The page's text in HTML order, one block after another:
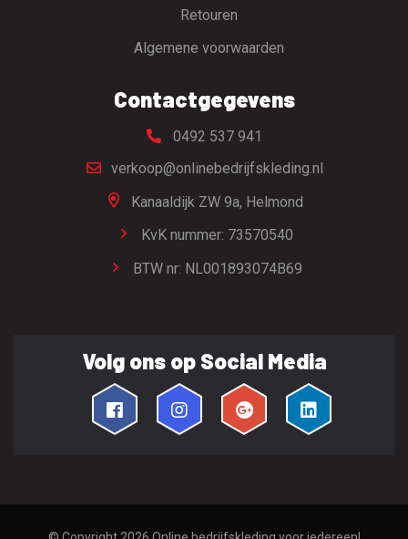
Retouren
Algemene voorwaarden
Contactgegevens
0492 537 941
verkoop@onlinebedrijfskleding.nl
Kanaaldijk ZW 9a, Helmond
KvK nummer: 73570540
BTW nr: NL001893074B69
Volg ons op Social Media